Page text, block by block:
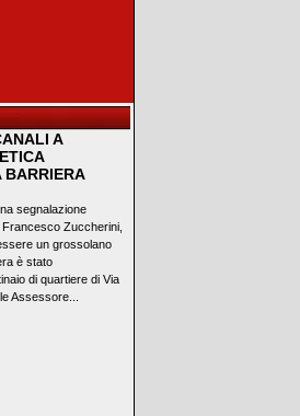
A
BARRIERA
segnalazione
Zuccherini,
un grossolano
è stato
di quartiere di Via
Assessore...